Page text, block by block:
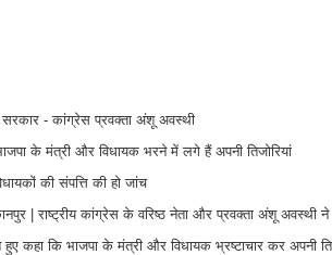
सरकार - कांग्रेस प्रवक्ता अंशू अवस्थी
के मंत्री और विधायक भरने में लगे हैं अपनी तिजोरियां
की संपत्ति की हो जांच
| राष्ट्रीय कांग्रेस के वरिष्ठ नेता और प्रवक्ता अंशू अवस्थी
हुए कहा कि भाजपा के मंत्री और विधायक भ्रष्टाचार कर